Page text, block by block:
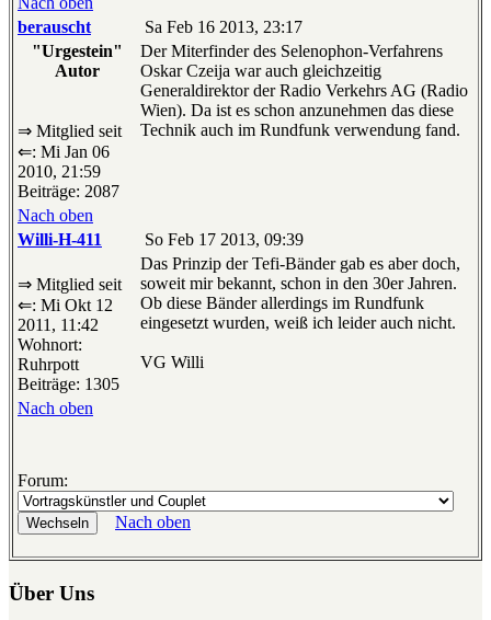
berauscht
Sa Feb 16 2013, 23:17
"Urgestein"
Autor
⇒ Mitglied seit
⇐: Mi Jan 06
2010, 21:59
Beiträge: 2087
Der Miterfinder des Selenophon-Verfahrens
Oskar Czeija war auch gleichzeitig
Generaldirektor der Radio Verkehrs AG (Radio
Wien). Da ist es schon anzunehmen das diese
Technik auch im Rundfunk verwendung fand.
Nach oben
Willi-H-411
So Feb 17 2013, 09:39
⇒ Mitglied seit
⇐: Mi Okt 12
2011, 11:42
Wohnort:
Ruhrpott
Beiträge: 1305
Das Prinzip der Tefi-Bänder gab es aber doch,
soweit mir bekannt, schon in den 30er Jahren.
Ob diese Bänder allerdings im Rundfunk
eingesetzt wurden, weiß ich leider auch nicht.
VG Willi
Nach oben
Forum:
Nach oben
Über Uns